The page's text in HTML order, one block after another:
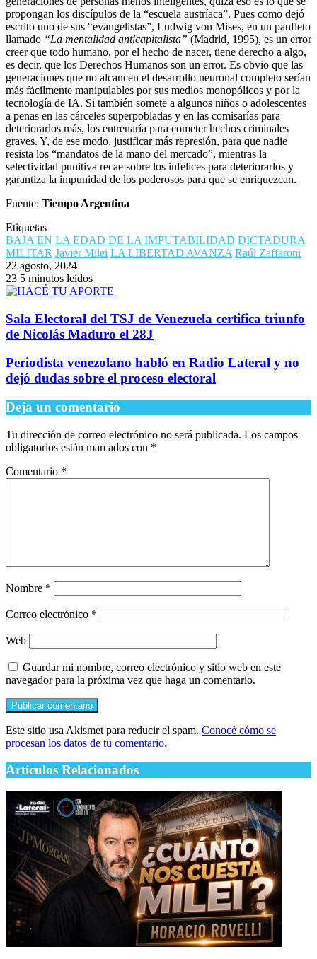
propongan los discípulos de la “escuela austríaca”. Pues como dejó
escrito uno de sus “evangelistas”, Ludwig von Mises, en un panfleto
llamado “La mentalidad anticapitalista” (Madrid, 1995), es un error
creer que todo humano, por el hecho de nacer, tiene derecho a algo,
es decir, que los Derechos Humanos son un error. Es obvio que las
generaciones que no alcancen el desarrollo neuronal completo serían
más fácilmente manipulables por sus medios monopólicos y por la
tecnología de IA. Si también somete a algunos niños o adolescentes
a penas en las cárceles superpobladas y en las comisarías para
deteriorarlos más, los entrenaría para cometer hechos criminales
graves. Y, de ese modo, justificar más represión, para que nadie
resista los “mandatos de la mano del mercado”, mientras la
selectividad punitiva recae sobre los infelices para deteriorarlos y
garantiza la impunidad de los poderosos para que se enriquezcan.
Fuente: Tiempo Argentina
Etiquetas
BAJA EN LA EDAD DE LA IMPUTABILIDAD DICTADURA
MILITAR Javier Milei LA LIBERTAD AVANZA Raúl Zaffaroni
22 agosto, 2024
23 5 minutos leídos
Sala Electoral del TSJ de Venezuela certifica triunfo
de Nicolás Maduro el 28J
Periodista venezolano habló en Radio Lateral y no
dejó dudas sobre el proceso electoral
Deja un comentario
Tu dirección de correo electrónico no será publicada. Los campos
obligatorios están marcados con *
Comentario *
Nombre *
Correo electrónico *
Web
Guardar mi nombre, correo electrónico y sitio web en este
navegador para la próxima vez que haga un comentario.
Este sitio usa Akismet para reducir el spam. Conocé cómo se
procesan los datos de tu comentario.
Artículos Relacionados